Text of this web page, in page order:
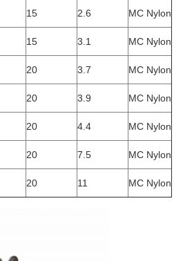
15 2.6 MC Nylon
15 3.1 MC Nylon
20 3.7 MC Nylon
20 3.9 MC Nylon
20 4.4 MC Nylon
20 7.5 MC Nylon
20 11 MC Nylon